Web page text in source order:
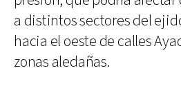
a distintos sectores del
hacia el oeste de calles
zonas aledañas.